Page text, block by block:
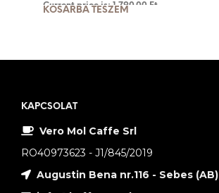
Current price is: 1,790.00 Ft.
KOSÁRBA TESZEM
KAPCSOLAT
Vero Mol Caffe Srl
RO40973623 - J1/845/2019
Augustin Bena nr.116 - Sebes (AB)